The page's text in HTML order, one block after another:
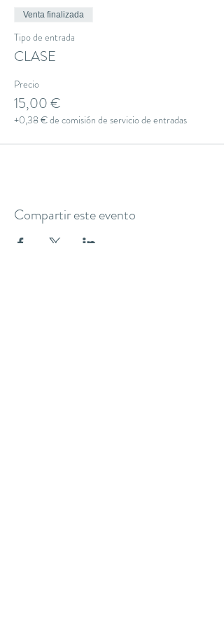
Venta finalizada
Tipo de entrada
CLASE
Precio
15,00 €
+0,38 € de comisión de servicio de entradas
Compartir este evento